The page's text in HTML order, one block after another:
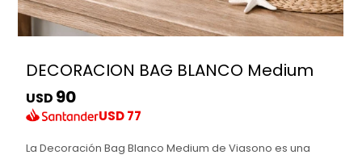
DECORACION BAG BLANCO Medium
USD 90
USD77
La Decoración Bag Blanco Medium de Viasono es una